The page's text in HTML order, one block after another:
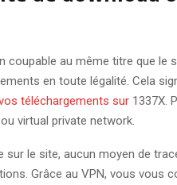
coupable au même titre que le
en toute légalité. Cela
téléchargements sur 1337X.
virtual private network.
le site, aucun moyen de
Grâce au VPN, vous vous